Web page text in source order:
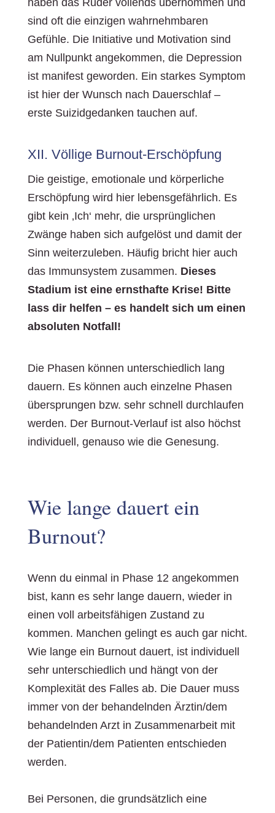
haben das Ruder vollends übernommen und
sind oft die einzigen wahrnehmbaren
Gefühle. Die Initiative und Motivation sind
am Nullpunkt angekommen, die Depression
ist manifest geworden. Ein starkes Symptom
ist hier der Wunsch nach Dauerschlaf –
erste Suizidgedanken tauchen auf.
XII. Völlige Burnout-Erschöpfung
Die geistige, emotionale und körperliche
Erschöpfung wird hier lebensgefährlich. Es
gibt kein ‚Ich‘ mehr, die ursprünglichen
Zwänge haben sich aufgelöst und damit der
Sinn weiterzuleben. Häufig bricht hier auch
das Immunsystem zusammen. Dieses
Stadium ist eine ernsthafte Krise! Bitte
lass dir helfen – es handelt sich um einen
absoluten Notfall!
Die Phasen können unterschiedlich lang
dauern. Es können auch einzelne Phasen
übersprungen bzw. sehr schnell durchlaufen
werden. Der Burnout-Verlauf ist also höchst
individuell, genauso wie die Genesung.
Wie lange dauert ein
Burnout?
Wenn du einmal in Phase 12 angekommen
bist, kann es sehr lange dauern, wieder in
einen voll arbeitsfähigen Zustand zu
kommen. Manchen gelingt es auch gar nicht.
Wie lange ein Burnout dauert, ist individuell
sehr unterschiedlich und hängt von der
Komplexität des Falles ab. Die Dauer muss
immer von der behandelnden Ärztin/dem
behandelnden Arzt in Zusammenarbeit mit
der Patientin/dem Patienten entschieden
werden.
Bei Personen, die grundsätzlich eine